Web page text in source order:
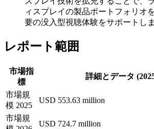
ィスプレイの製品ポートフォリオ
要の没入型視聴体験をサポートしま
レポート範囲
市場指
標
詳細とデータ
市場規
模 2025
USD 553.63 million
市場規
USD 724.7 million